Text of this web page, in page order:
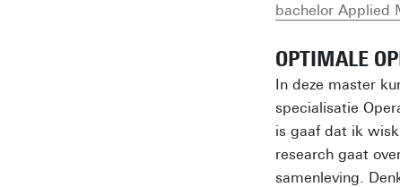
bachelor Applied
OPTIMALE
In deze master
specialisatie
is gaaf dat ik
research gaat
samenleving.